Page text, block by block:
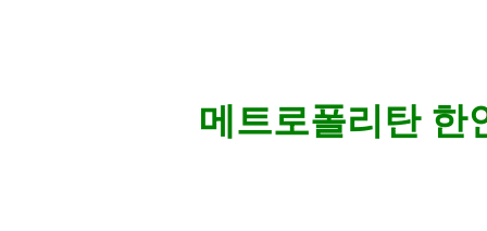
메트로폴리탄 한